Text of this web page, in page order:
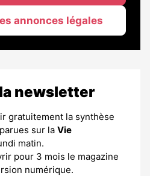
annonces légales
newsletter
gratuitement la synthèse
sur la Vie
matin.
pour 3 mois le magazine
numérique.